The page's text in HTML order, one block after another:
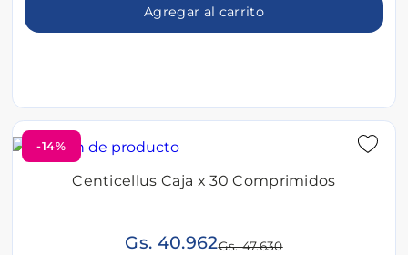
Agregar al carrito
-14%
Centicellus Caja x 30 Comprimidos
Gs. 40.962Gs. 47.630